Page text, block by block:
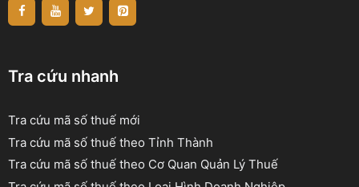
Tra cứu nhanh
Tra cứu mã số thuế mới
Tra cứu mã số thuế theo Tỉnh Thành
Tra cứu mã số thuế theo Cơ Quan Quản Lý Thuế